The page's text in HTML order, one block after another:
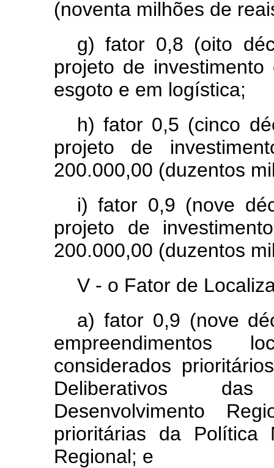
(noventa milhões de
g) fator 0,8 (oito
projeto de
esgoto e em logística;
h) fator 0,5 (cinco
projeto de
200.000,00 (duzentos
i) fator 0,9 (nove
projeto de
200.000,00 (duzentos
V - o Fator de
a) fator 0,9 (nove
empreendimentos
considerados
Deliberativos
Desenvolvimento
prioritárias da Política
Regional; e